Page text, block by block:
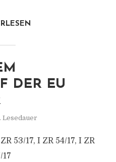
DER EU
Lesedauer
53/17, I ZR 54/17, I ZR
17